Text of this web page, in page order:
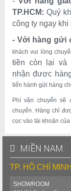
TP.HCM: Quý
công ty ngay
- Với hàng gửi
khách vui lòng
tiền còn
lại và
nhận được
tiến hành gửi hàng
Phí vận chuyển sẽ
chuyển. Hàng chỉ
cọc vào tài khoản
MIỀN NAM.
TP. HỒ CHÍ MINH
SHOWROOM